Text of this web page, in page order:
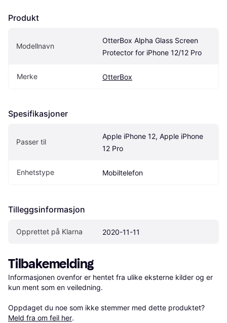
Produkt
Modellnavn
OtterBox Alpha Glass Screen
Protector for iPhone 12/12 Pro
Merke OtterBox
Spesifikasjoner
Passer til
Apple iPhone 12, Apple iPhone
12 Pro
Enhetstype Mobiltelefon
Tilleggsinformasjon
Opprettet på Klarna 2020-11-11
Tilbakemelding
Informasjonen ovenfor er hentet fra ulike eksterne kilder og er
kun ment som en veiledning.
Oppdaget du noe som ikke stemmer med dette produktet?
Meld fra om feil her.